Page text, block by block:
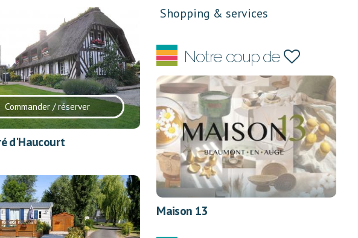
Shopping & services
Notre coup de
Maison 13
Commander / réserver
d'Haucourt